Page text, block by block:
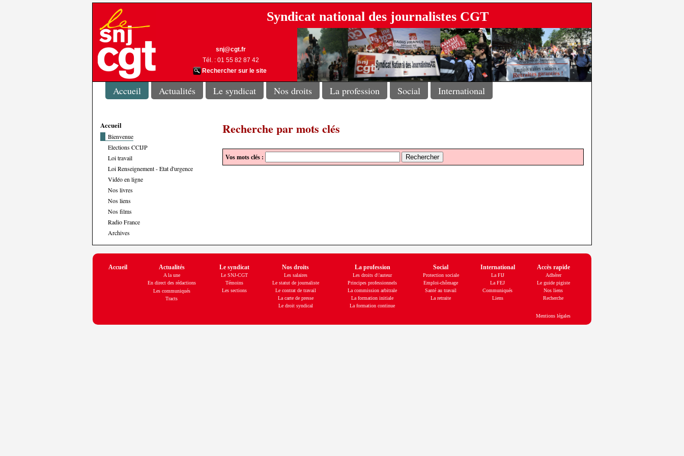
Syndicat national des journalistes CGT
snj@cgt.fr
Tél. : 01 55 82 87 42
Rechercher sur le site
Accueil Actualités Le syndicat Nos droits La profession Social International
Accueil
Bienvenue
Elections CCIJP
Loi travail
Loi Renseignement - Etat d'urgence
Vidéo en ligne
Nos livres
Nos liens
Nos films
Radio France
Archives
Recherche par mots clés
Vos mots clés :
Accueil Actualités Le syndicat Nos droits La profession Social International Accès rapide
A la une
En direct des rédactions
Les communiqués
Tracts
Le SNJ-CGT
Témoins
Les sections
Les salaires
Le statut de journaliste
Le contrat de travail
La carte de presse
Le droit syndical
Les droits d\'auteur
Principes professionnels
La commission arbitrale
La formation initiale
La formation continue
Protection sociale
Emploi-chômage
Santé au travail
La retraite
La FIJ
La FEJ
Communiqués
Liens
Adhérer
Le guide pigiste
Nos liens
Recherche
Mentions légales